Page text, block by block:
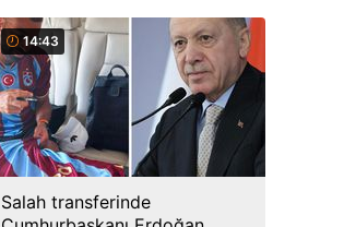
14:43
Salah transferinde